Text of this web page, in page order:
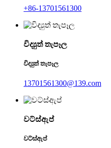
+86-13701561300
විද්‍යුත් තැපෑල
විද්‍යුත් තැපෑල
13701561300@139.com
වට්ස්ඇප්
වට්ස්ඇප්